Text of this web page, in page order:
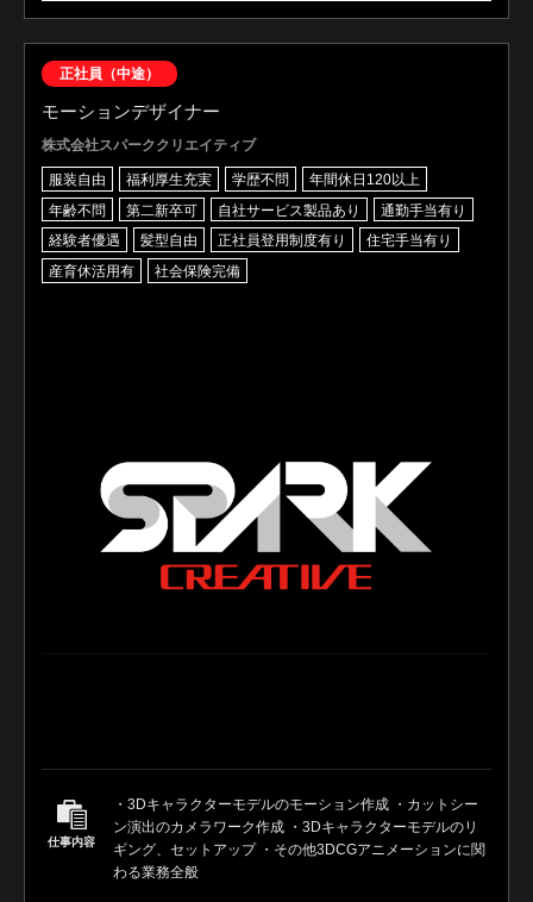
正社員（中途）
モーションデザイナー
株式会社スパーククリエイティブ
服装自由 福利厚生充実 学歴不問
年間休日120以上
年齢不問
第二新卒可 自社サービス製品あり
通勤手当有り
経験者優遇
髪型自由 正社員登用制度有り
住宅手当有り
産育休活用有
社会保険完備
仕事内容
・3Dキャラクターモデルのモーション作成 ・カットシー
ン演出のカメラワーク作成 ・3Dキャラクターモデルのリ
ギング、セットアップ ・その他3DCGアニメーションに関
わる業務全般